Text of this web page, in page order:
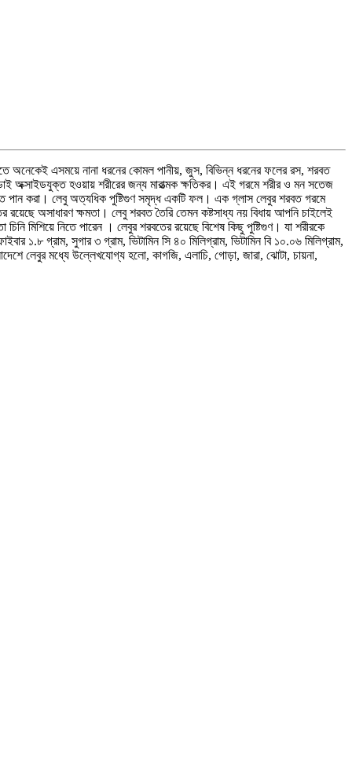
অনেকেই এসময়ে নানা ধরনের কোমল পানীয়, জুস, বিভিন্ন ধরনের ফলের রস, শরবত
অক্সাইডযুক্ত হওয়ায় শরীরের জন্য মারাত্মক ক্ষতিকর। এই গরমে শরীর ও মন সতেজ
পান করা। লেবু অত্যধিক পুষ্টিগুণ সমৃদ্ধ একটি ফল। এক গ্লাস লেবুর শরবত গরমে
অসাধারণ ক্ষমতা। লেবু শরবত তৈরি তেমন কষ্টসাধ্য নয় বিধায় আপনি চাইলেই
মিশিয়ে নিতে পারেন । লেবুর শরবতের রয়েছে বিশেষ কিছু পুষ্টিগুণ। যা শরীরকে
১.৮ গ্রাম, সুগার ৩ গ্রাম, ভিটামিন সি ৪০ মিলিগ্রাম, ভিটামিন বি ১০.০৬ মিলিগ্রাম,
লেবুর মধ্যে উল্লেখযোগ্য হলো, কাগজি, এলাচি, গোড়া, জারা, ঝোটা, চায়না,